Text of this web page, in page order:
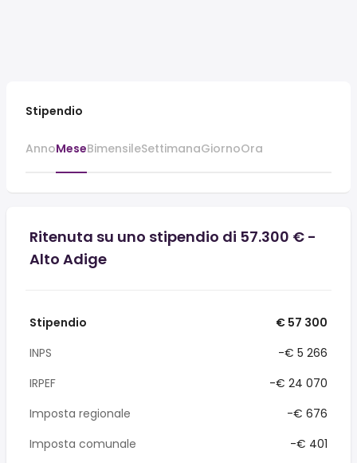
Stipendio
AnnoMeseBimensileSettimanaGiornoOra
Ritenuta su uno stipendio di 57.300 € -
Alto Adige
Stipendio
€ 57 300
INPS
-€ 5 266
IRPEF
-€ 24 070
Imposta regionale
-€ 676
Imposta comunale
-€ 401